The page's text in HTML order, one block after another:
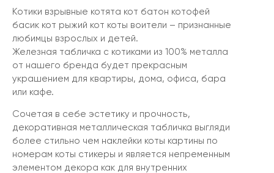
Котики взрывные котята кот батон котофей
басик кот рыжий кот коты воители – признанные
любимцы взрослых и детей.
Железная табличка с котиками из 100% металла
от нашего бренда будет прекрасным
украшением для квартиры, дома, офиса, бара
или кафе.
Сочетая в себе эстетику и прочность,
декоративная металлическая табличка выгляди
более стильно чем наклейки коты картины по
номерам коты стикеры и является непременным
элементом декора как для внутренних